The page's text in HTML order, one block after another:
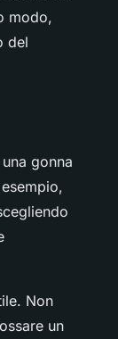
modo,
del
gonna
Non
un